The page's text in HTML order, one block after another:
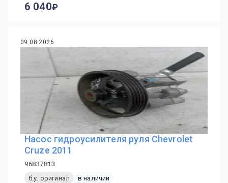
6 040
09.08.2026
Насос гидроусилителя руля Chevrolet
Cruze 2011
96837813
б.у. оригинал
в наличии